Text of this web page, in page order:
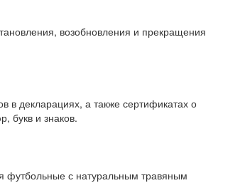
возобновления и прекращения
в декларациях, а также сертификатах о
букв и знаков.
футбольные с натуральным травяным